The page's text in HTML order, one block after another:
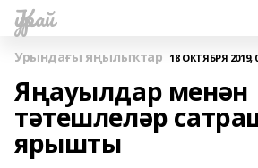
Ҡурай
Урындағы яңылыҡтар 18 ОКТЯБРЯ 2019,
Яңауылдар менән
тәтешлеләр
ярышты